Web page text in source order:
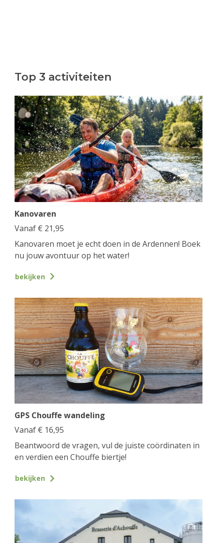
Top 3 activiteiten
Kanovaren
Vanaf € 21,95
Kanovaren moet je echt doen in de Ardennen! Boek
nu jouw avontuur op het water!
bekijken
GPS Chouffe wandeling
Vanaf € 16,95
Beantwoord de vragen, vul de juiste coördinaten in
en verdien een Chouffe biertje!
bekijken